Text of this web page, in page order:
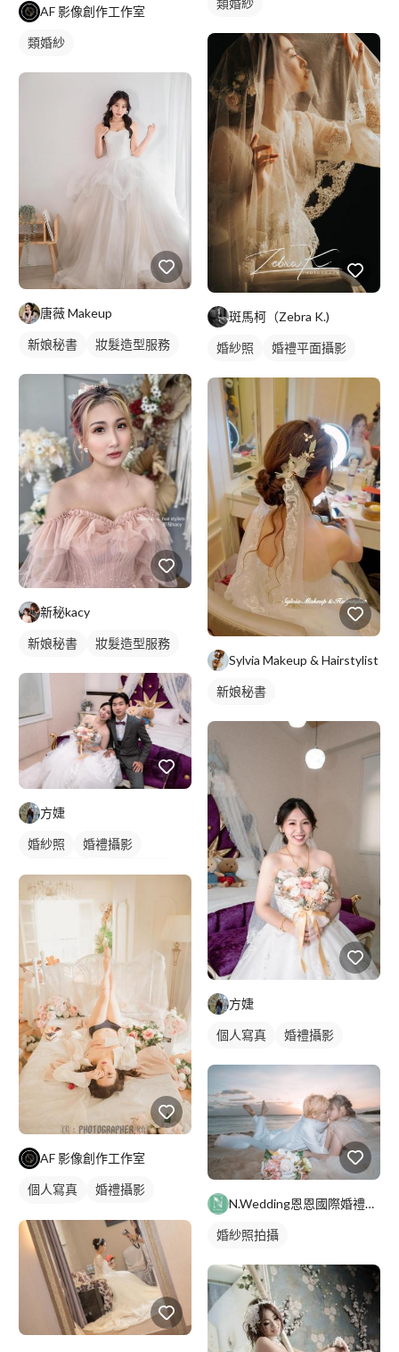
AF 影像創作工作室
類婚紗
唐薇 Makeup
新娘秘書 妝髮造型服務
新秘kacy
新娘秘書 妝髮造型服務
方婕
婚紗照
婚禮攝影
情侶照
AF 影像創作工作室
個人寫真
婚禮攝影
斑馬柯（Zebra K.)
婚紗照 婚禮平面攝影
Sylvia Makeup & Hairstylist
新娘秘書
方婕
個人寫真 婚禮攝影
N.Wedding恩恩國際婚禮顧問團隊
婚紗照拍攝